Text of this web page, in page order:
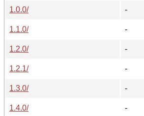
1.0.0/
-
1.1.0/
-
1.2.0/
-
1.2.1/
-
1.3.0/
-
1.4.0/
-